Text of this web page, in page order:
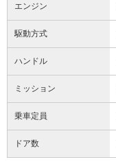
エンジン
駆動方式
ハンドル
ミッション
乗車定員
ドア数